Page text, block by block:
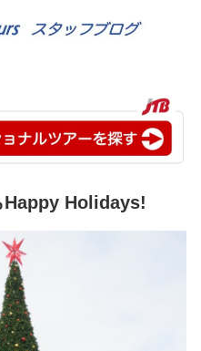
Happy Holidays!